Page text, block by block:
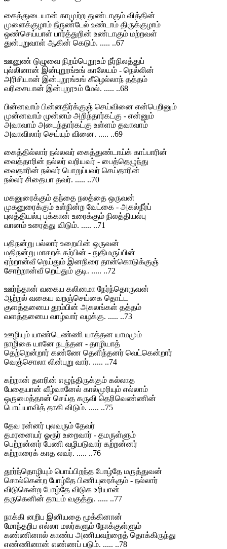
கைத்துடையான் காமுற்ற துண்டாகும் வித்தின்
முளைக்குழாம் நீருண்டேல் உண்டாம் திருக்குழாம்
ஒண்செய்யாள் பார்த்துறின் உண்டாகும் மற்றவள்
துன்புறுவாள் ஆகின் கெடும். ..... ..67
ஊனுண் டுழுவை நிறம்பெறூஉம் நீர்நிலத்துப்
புல்லினான் இன்புறூங்உங் காலேயம் - நெல்லின்
அரிசியான் இன்புறூங்உங் கீழெல்லாந் தத்தம்
வரிசையான் இன்புறூஉம் மேல். ..... ..68
பின்னவாம் பின்னதிர்க்குஞ் செய்வினை என்பெறினும்
முன்னவாம் முன்னம் அறிந்தார்கட்கு - என்னும்
அவாவாம் அடைந்தார்கட்கு உள்ளம் தவாவாம்
அவாவிலார் செய்யும் வினை. ..... ..69
கைத்தில்லார் நல்லவர் கைத்துண்டாய்க் காப்பாரின்
வைத்தாரின் நல்லர் வறியவர் - பைத்தெழுந்து
வைதாரின் நல்லர் பொறுப்பவர் செய்தாரின்
நல்லர் சிதையா தவர். ..... ..70
மகனுரைக்கும் தந்தை நலத்தை ஒருவன்
முகனுரைக்கும் உள்நின்ற வேட்கை - அகல்நீர்ப்
புலத்தியல்பு புக்கான் உரைக்கும் நிலத்தியல்பு
வானம் உரைத்து விடும். ..... ..71
பதிநன்று பல்லார் உறையின் ஒருவன்
மதிநன்று மாசறக் கற்பின் - நுதிமருப்பின்
ஏற்றான்வீ றெய்தும் இனநிரை தான்கொடுக்குஞ்
சோற்றான்வீ றெய்தும் குடி. ..... ..72
ஊர்ந்தான் வகைய கலினமா நேர்ந்தொருவன்
ஆற்றல் வகைய வறஞ்செய்கை தொட்ட
குளத்தனைய தூம்பின் அகலங்கள் தத்தம்
வளத்தனைய வாழ்வார் வழக்கு. ..... ..73
ஊழியும் யாண்டெண்ணி யாத்தன யாமமும்
நாழிகை யானே நடந்தன - தாழியாத்
தெற்றென்றார் கண்ணே தெளிந்தனர் வெட்கென்றார்
வெஞ்சொலா லின்புறு வார். ..... ..74
கற்றான் தளரின் எழுந்திருக்கும் கல்லாத
பேதையான் வீழ்வானேல் கால்முரியும் எல்லாம்
ஒருமைத்தான் செய்த கருவி தெரிவெண்ணின்
பொய்யாவித் தாகி விடும். ..... ..75
தேவ ரன்னர் புலவரும் தேவர்
தமரனையர் ஓரூர் உறைவார் - தமருள்ளும்
பெற்றன்னர் பேணி வழிபடுவார் கற்றன்னர்
கற்றாரைக் காத லவர். ..... ..76
தூர்ந்தொழியும் பொய்பிறந்த போழ்தே மருத்துவன்
சொல்கென்ற போழ்தே பிணியுரைக்கும் - நல்லார்
விடுகென்ற போழ்தே விடுக உரியான்
தருகெனின் தாயம் வகுத்து. ..... ..77
நாக்கி னறிப இனியதை மூக்கினான்
மோந்தறிப எல்லா மலர்களும் நோக்குள்ளும்
கண்ணினால் காண்ப அணியவற்றைத் தொக்கிருந்து
எண்ணினான் எண்ணப் படும். ..... ..78